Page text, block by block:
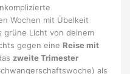
Wochen mit Übelkeit
grüne Licht von deinem
gegen eine Reise mit
zweite Trimester
als